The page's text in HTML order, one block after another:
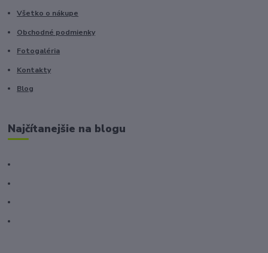
Všetko o nákupe
Obchodné podmienky
Fotogaléria
Kontakty
Blog
Najčítanejšie na blogu